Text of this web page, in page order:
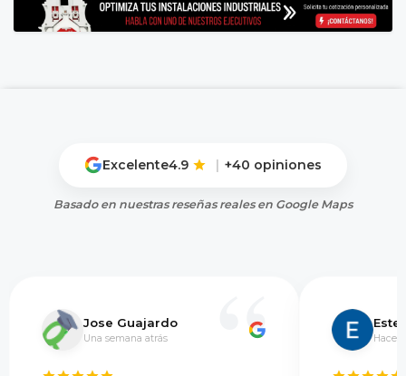
Excelente4.9 | +40 opiniones
Basado en nuestras reseñas reales en Google Maps
Jose Guajardo
Una semana atrás Hace